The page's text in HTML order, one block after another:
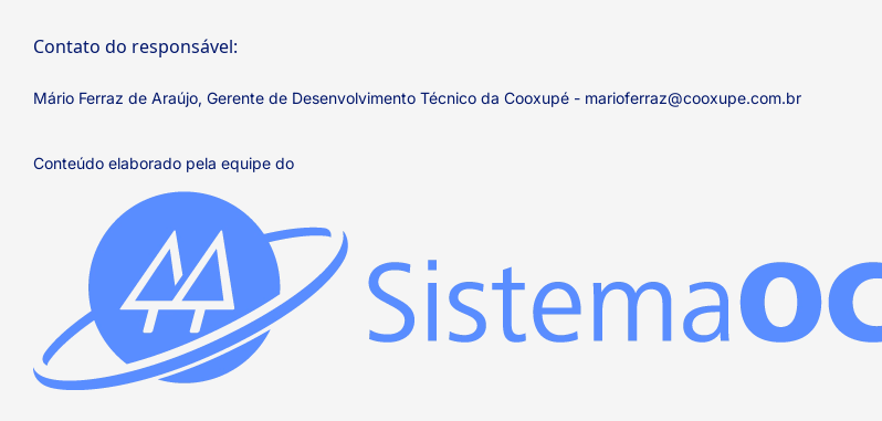
Contato do responsável:
Mário Ferraz de Araújo, Gerente de Desenvolvimento Técnico da Cooxupé - marioferraz@cooxupe.com.br
Conteúdo elaborado pela equipe do